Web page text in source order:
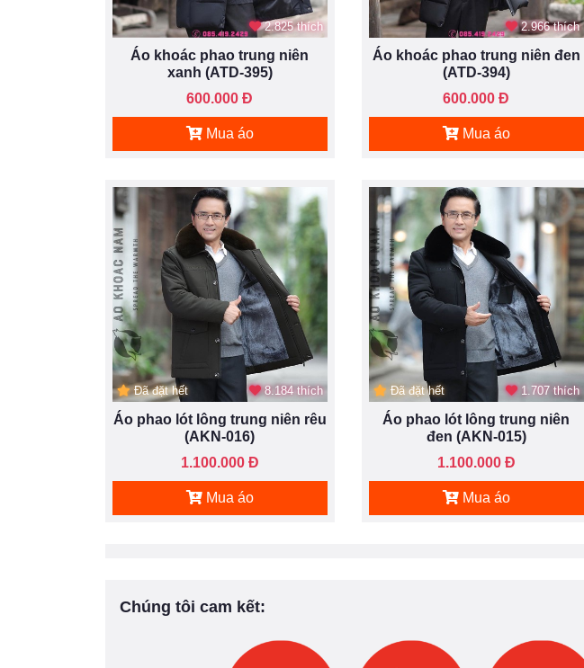
2.825 thích
Áo khoác phao trung niên
xanh (ATD-395)
600.000 Đ
Mua áo
2.966 thích
Áo khoác phao trung niên đen
(ATD-394)
600.000 Đ
Mua áo
Đã đặt hết 8.184 thích
Áo phao lót lông trung niên rêu
(AKN-016)
1.100.000 Đ
Mua áo
Đã đặt hết 1.707 thích
Áo phao lót lông trung niên
đen (AKN-015)
1.100.000 Đ
Mua áo
Chúng tôi cam kết: